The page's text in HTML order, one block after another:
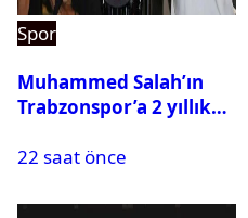
Spor
Muhammed Salah’ın
Trabzonspor’a 2 yıllık
22 saat önce